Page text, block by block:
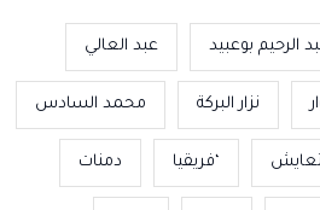
الرحيم بوعبيد عبد العالي
نزار البركة محمد السادس
‘فريقيا دمنات